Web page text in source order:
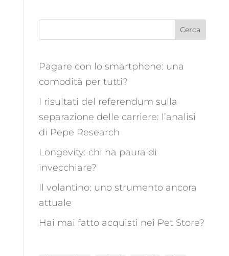
Cerca
Pagare con lo smartphone: una
comodità per tutti?
I risultati del referendum sulla
separazione delle carriere: l’analisi
di Pepe Research
Longevity: chi ha paura di
invecchiare?
Il volantino: uno strumento ancora
attuale
Hai mai fatto acquisti nei Pet Store?